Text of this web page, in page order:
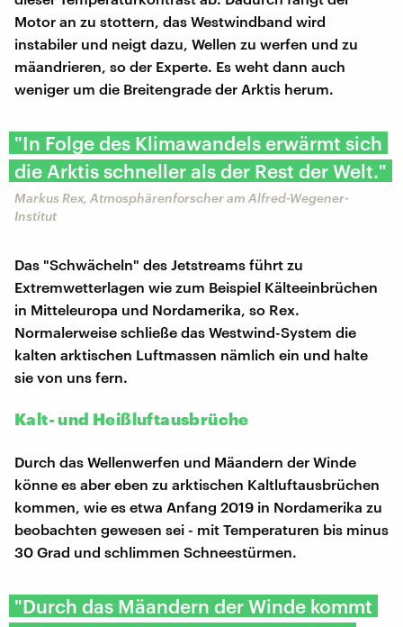
Motor an zu stottern, das Westwindband wird
instabiler und neigt dazu, Wellen zu werfen und zu
mäandrieren, so der Experte. Es weht dann auch
weniger um die Breitengrade der Arktis herum.
"In Folge des Klimawandels erwärmt sich
die Arktis schneller als der Rest der Welt."
Markus Rex, Atmosphärenforscher am Alfred-Wegener-
Institut
Das "Schwächeln" des Jetstreams führt zu
Extremwetterlagen wie zum Beispiel Kälteeinbrüchen
in Mitteleuropa und Nordamerika, so Rex.
Normalerweise schließe das Westwind-System die
kalten arktischen Luftmassen nämlich ein und halte
sie von uns fern.
Kalt- und Heißluftausbrüche
Durch das Wellenwerfen und Mäandern der Winde
könne es aber eben zu arktischen Kaltluftausbrüchen
kommen, wie es etwa Anfang 2019 in Nordamerika zu
beobachten gewesen sei - mit Temperaturen bis minus
30 Grad und schlimmen Schneestürmen.
"Durch das Mäandern der Winde kommt